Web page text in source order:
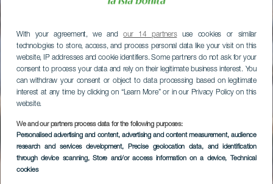
With your agreement, we andour 14 partnersuse cookies or similar
technologies to store, access, and process personal data like your visit on this
website, IP addresses and cookie identifiers. Some partners do not ask for your
consent to process your data and rely on their legitimate business interest. You
can withdraw your consent or object to data processing based on legitimate
interest at any time by clicking on “Learn More” or in our Privacy Policy on this
website.
We and our partners process data for the following purposes:
Personalised advertising and content, advertising and content measurement, audience
research and services development, Precise geolocation data, and identification
through device scanning, Store and/or access information on a device, Technical
cookies